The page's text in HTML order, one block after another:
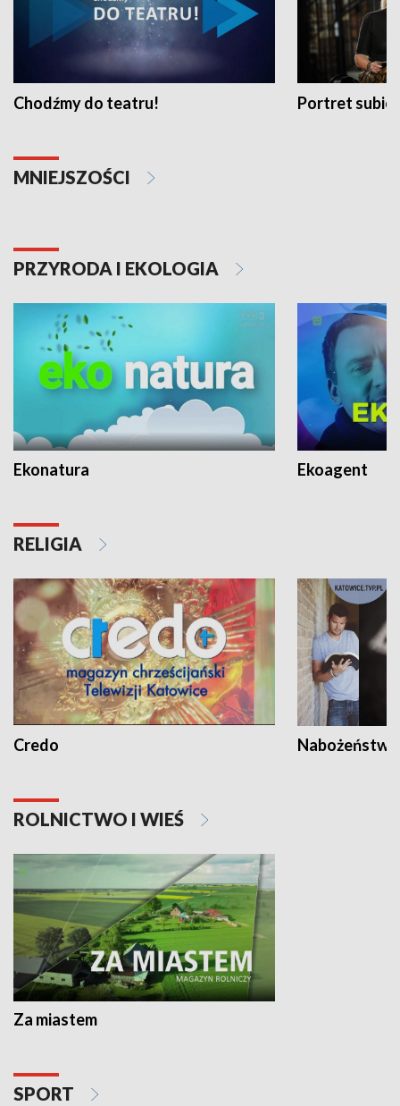
Chodźmy do teatru! Portret
MNIEJSZOŚCI
PRZYRODA I EKOLOGIA
Ekonatura Ekoagent
RELIGIA
Credo
ROLNICTWO I WIEŚ
Za miastem
SPORT